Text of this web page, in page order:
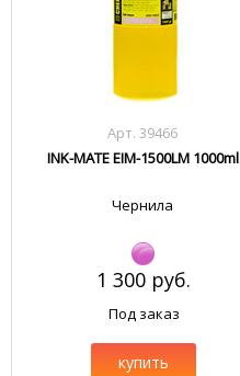
Арт. 39466
INK-MATE EIM-1500LM 1000ml
Чернила
1 300 руб.
Под заказ
купить